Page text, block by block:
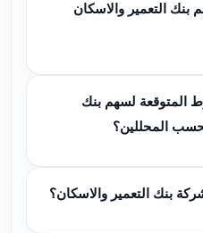
التعمير والاسكان
المتوقعة لسهم بنك
بنك التعمير والاسكان؟